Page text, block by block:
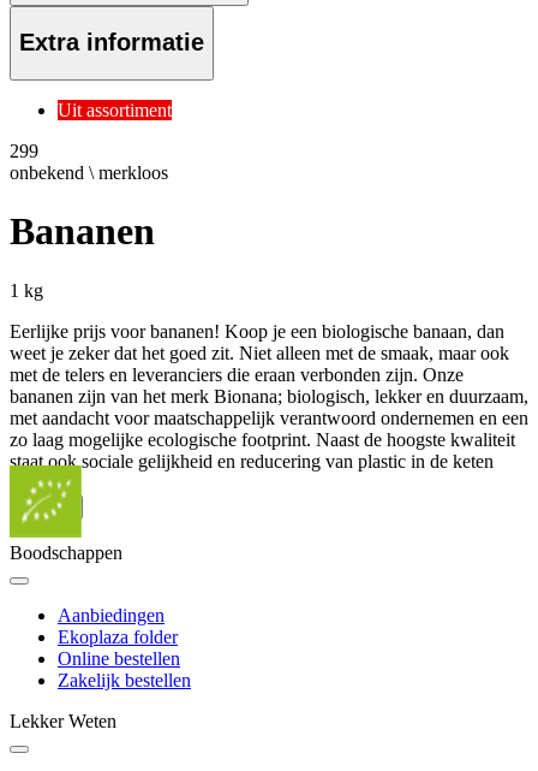
Extra informatie
Uit assortiment
299
onbekend \ merkloos
Bananen
1 kg
Eerlijke prijs voor bananen! Koop je een biologische banaan, dan
weet je zeker dat het goed zit. Niet alleen met de smaak, maar ook
met de telers en leveranciers die eraan verbonden zijn. Onze
bananen zijn van het merk Bionana; biologisch, lekker en duurzaam,
met aandacht voor maatschappelijk verantwoord ondernemen en een
zo laag mogelijke ecologische footprint. Naast de hoogste kwaliteit
staat ook sociale gelijkheid en reducering van plastic in de keten
voorop.
... Meer
Boodschappen
Aanbiedingen
Ekoplaza folder
Online bestellen
Zakelijk bestellen
Lekker Weten